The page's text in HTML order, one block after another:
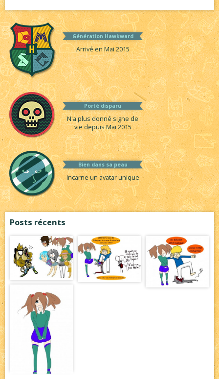
Génération Hawkward
Arrivé en Mai 2015
Porté disparu
N'a plus donné signe de
vie depuis Mai 2015
Bien dans sa peau
Incarne un avatar unique
Posts récents